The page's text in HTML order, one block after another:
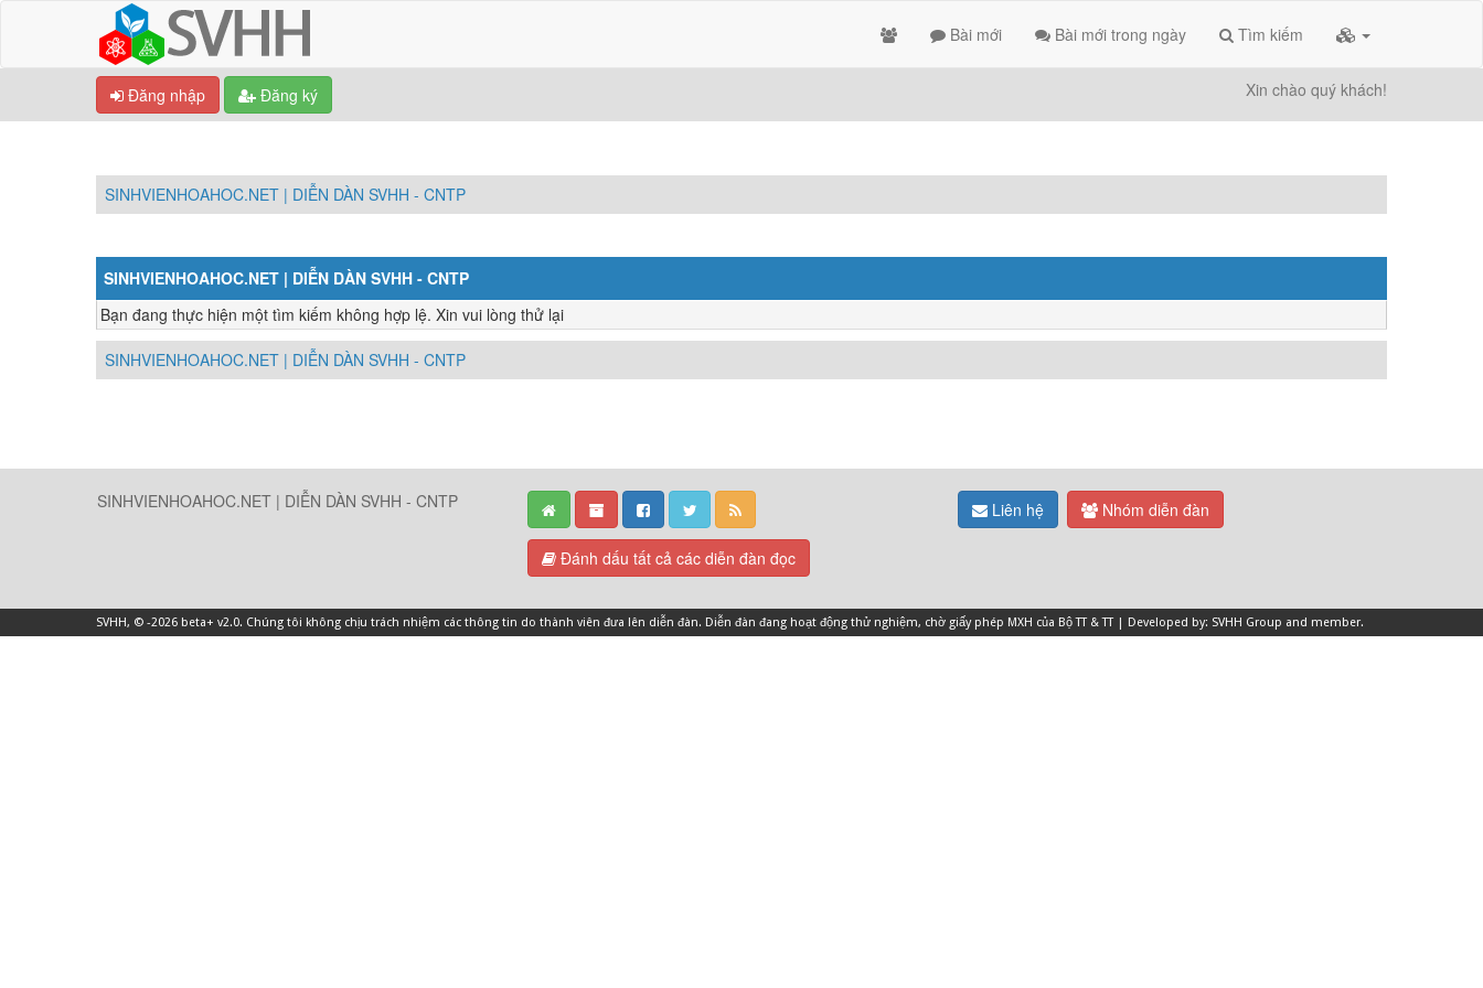
Bài mới Bài mới trong ngày Tìm kiếm
Đăng nhập Đăng ký Xin chào quý khách!
SINHVIENHOAHOC.NET | DIỄN DÀN SVHH - CNTP
SINHVIENHOAHOC.NET | DIỄN DÀN SVHH - CNTP
Bạn đang thực hiện một tìm kiếm không hợp lệ. Xin vui lòng thử lại
SINHVIENHOAHOC.NET | DIỄN DÀN SVHH - CNTP
SINHVIENHOAHOC.NET | DIỄN DÀN SVHH - CNTP
Đánh dấu tất cả các diễn đàn đọc
Liên hệ Nhóm diễn đàn
SVHH, © -2026 beta+ v2.0. Chúng tôi không chịu trách nhiệm các thông tin do thành viên đưa lên diễn đàn. Diễn đàn đang hoạt động thử nghiệm, chờ giấy phép MXH của Bộ TT & TT | Developed by: SVHH Group and member.